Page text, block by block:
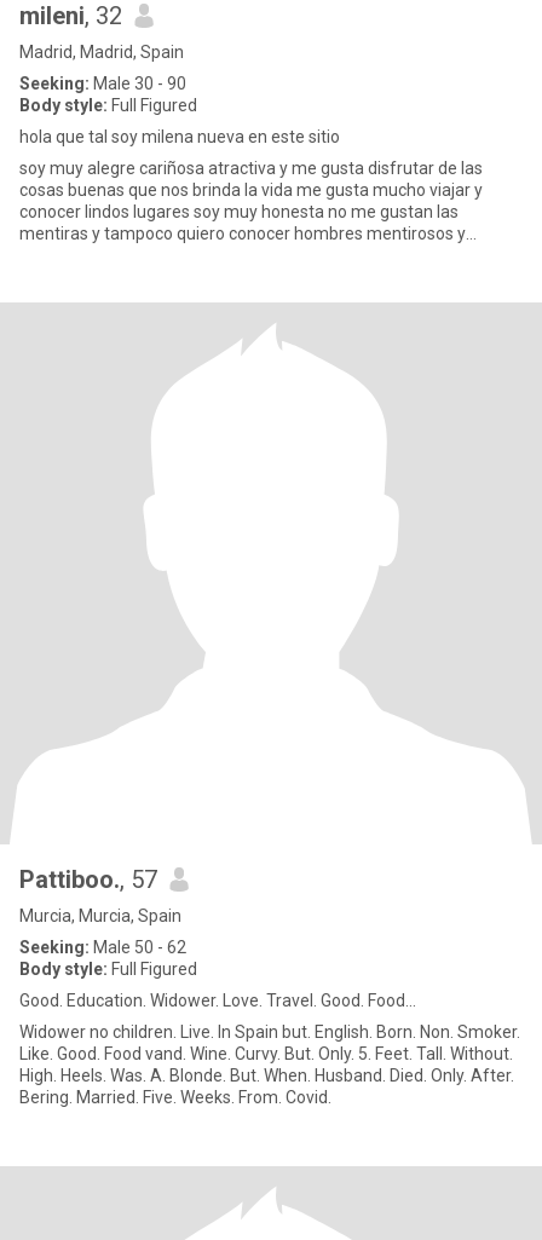
mileni, 32
Madrid, Madrid, Spain
Seeking: Male 30 - 90
Body style: Full Figured
hola que tal soy milena nueva en este sitio
soy muy alegre cariñosa atractiva y me gusta disfrutar de las
cosas buenas que nos brinda la vida me gusta mucho viajar y
conocer lindos lugares soy muy honesta no me gustan las
mentiras y tampoco quiero conocer hombres mentirosos y
Pattiboo., 57
Murcia, Murcia, Spain
Seeking: Male 50 - 62
Body style: Full Figured
Good. Education. Widower. Love. Travel. Good. Food...
Widower no children. Live. In Spain but. English. Born. Non. Smoker.
Like. Good. Food vand. Wine. Curvy. But. Only. 5. Feet. Tall. Without.
High. Heels. Was. A. Blonde. But. When. Husband. Died. Only. After.
Bering. Married. Five. Weeks. From. Covid.